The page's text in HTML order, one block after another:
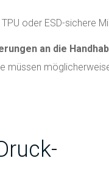
oder ESD-sichere
an die
müssen